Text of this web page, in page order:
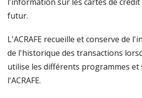
futur.
L'ACRAFE recueille et conserve de
de l'historique des transactions
utilise les différents programmes
l'ACRAFE.